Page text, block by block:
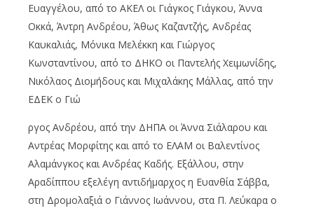
Ευαγγέλου, από το ΑΚΕΛ οι Γιάγκος Γιάγκου, Άννα
Οκκά, Άντρη Ανδρέου, Άθως Καζαντζής, Ανδρέας
Καυκαλιάς, Μόνικα Μελέκκη και Γιώργος
Κωνσταντίνου, από το ΔΗΚΟ οι Παντελής Χειμωνίδης,
Νικόλαος Διομήδους και Μιχαλάκης Μάλλας, από την
ΕΔΕΚ ο Γιώ
ργος Ανδρέου, από την ΔΗΠΑ οι Άννα Σιάλαρου και
Αντρέας Μορφίτης και από το ΕΛΑΜ οι Βαλεντίνος
Αλαμάνγκος και Ανδρέας Καδής. Εξάλλου, στην
Αραδίππου εξελέγη αντιδήμαρχος η Ευανθία Σάββα,
στη Δρομολαξιά ο Γιάννος Ιωάννου, στα Π. Λεύκαρα ο